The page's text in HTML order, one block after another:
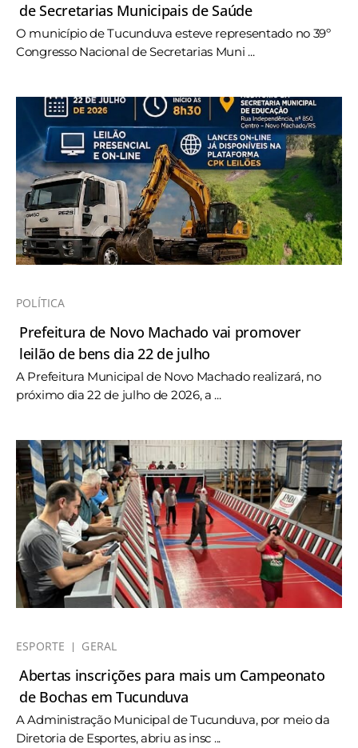
de Secretarias Municipais de Saúde
O município de Tucunduva esteve representado no 39º
Congresso Nacional de Secretarias Muni ...
POLÍTICA
Prefeitura de Novo Machado vai promover
leilão de bens dia 22 de julho
A Prefeitura Municipal de Novo Machado realizará, no
próximo dia 22 de julho de 2026, a ...
ESPORTE GERAL
Abertas inscrições para mais um Campeonato
de Bochas em Tucunduva
A Administração Municipal de Tucunduva, por meio da
Diretoria de Esportes, abriu as insc ...